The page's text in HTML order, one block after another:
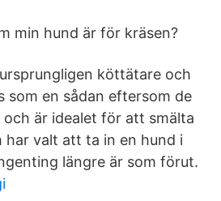
min hund är för kräsen?
köttätare och
en sådan eftersom de
är idealet för att smälta
har valt att ta in en hund i
längre är som förut.